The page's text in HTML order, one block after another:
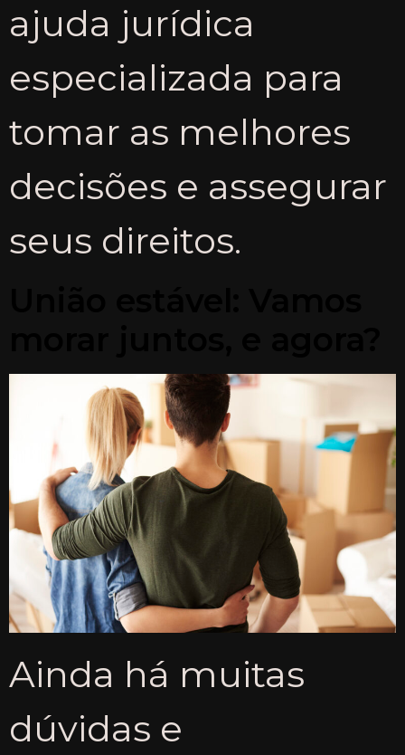
ajuda jurídica
especializada para
tomar as melhores
decisões e assegurar
seus direitos.
Ainda há muitas
dúvidas e